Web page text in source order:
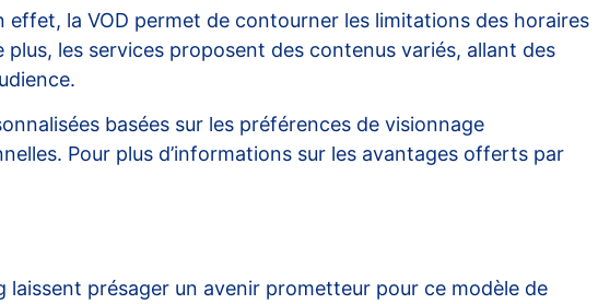
la VOD permet de contourner les limitations des horaires
les services proposent des contenus variés, allant des
basées sur les préférences de visionnage
Pour plus d’informations sur les avantages offerts par
laissent présager un avenir prometteur pour ce modèle de